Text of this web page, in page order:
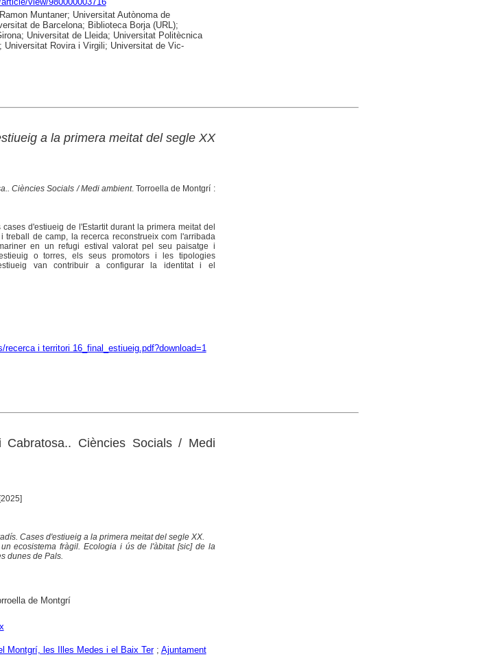
Muntaner; Universitat Autònoma de
de Barcelona; Biblioteca Borja (URL);
Universitat de Lleida; Universitat Politècnica
Universitat Rovira i Virgili; Universitat de Vic-
a la primera meitat del segle XX
Ciències Socials / Medi ambient. Torroella de Montgrí :
d'estiueig de l'Estartit durant la primera meitat del
treball de camp, la recerca reconstrueix com l'arribada
en un refugi estival valorat pel seu paisatge i
o torres, els seus promotors i les tipologies
van contribuir a configurar la identitat i el
i territori 16_final_estiueig.pdf?download=1
Ciències Socials / Medi
Cases d'estiueig a la primera meitat del segle XX.
ecosistema fràgil. Ecologia i ús de l'àbitat [sic] de la
dunes de Pals.
de Montgrí
Montgrí, les Illes Medes i el Baix Ter; Ajuntament